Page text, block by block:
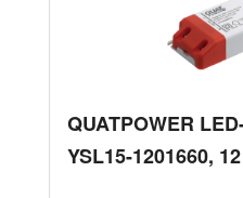
QUATPOWER
YSL15-1201660,